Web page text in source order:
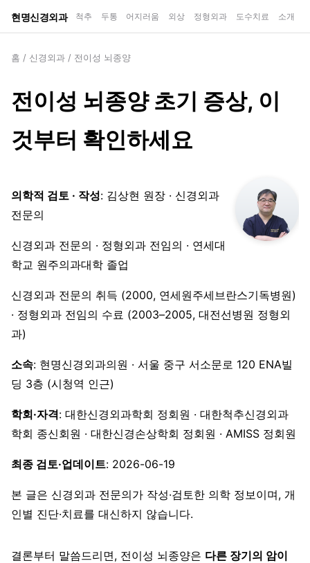
현명신경외과 척추 두통 어지러움 외상 정형외과 도수치료 소개
홈 / 신경외과 / 전이성 뇌종양
전이성 뇌종양 초기 증상, 이
것부터 확인하세요
의학적 검토 · 작성: 김상현 원장 · 신경외과
전문의
신경외과 전문의 · 정형외과 전임의 · 연세대
학교 원주의과대학 졸업
신경외과 전문의 취득 (2000, 연세원주세브란스기독병원)
· 정형외과 전임의 수료 (2003–2005, 대전선병원 정형외
과)
소속: 현명신경외과의원 · 서울 중구 서소문로 120 ENA빌
딩 3층 (시청역 인근)
학회·자격: 대한신경외과학회 정회원 · 대한척추신경외과
학회 종신회원 · 대한신경손상학회 정회원 · AMISS 정회원
최종 검토·업데이트: 2026-06-19
본 글은 신경외과 전문의가 작성·검토한 의학 정보이며, 개
인별 진단·치료를 대신하지 않습니다.
결론부터 말씀드리면, 전이성 뇌종양은 다른 장기의 암이